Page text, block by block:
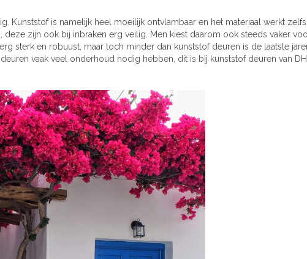
Kunststof is namelijk heel moeilijk ontvlambaar en het materiaal werkt zelfs
deze zijn ook bij inbraken erg veilig. Men kiest daarom ook steeds vaker
sterk en robuust, maar toch minder dan kunststof deuren is de laatste
vaak veel onderhoud nodig hebben, dit is bij kunststof deuren van